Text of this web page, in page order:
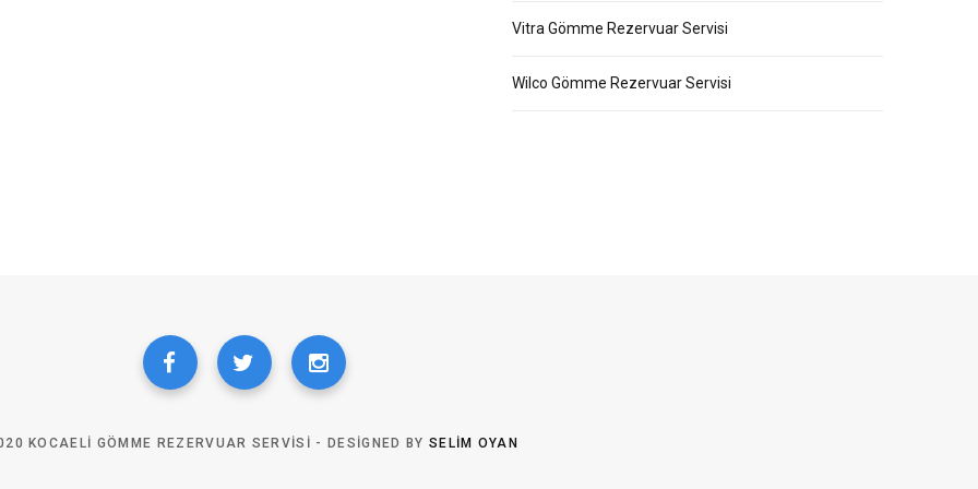
Vitra Gömme Rezervuar Servisi
Wilco Gömme Rezervuar Servisi
KOCAELI GÖMME REZERVUAR SERVISI - DESIGNED BY SELIM OYAN